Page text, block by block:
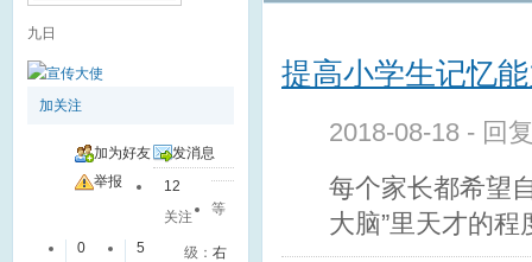
九日
加关注
加为好友
发消息
举报
12
关注
0
5
等
级：右
提高小学生记忆
2018-08-18 - 回
每个家长都希望
大脑”里天才的